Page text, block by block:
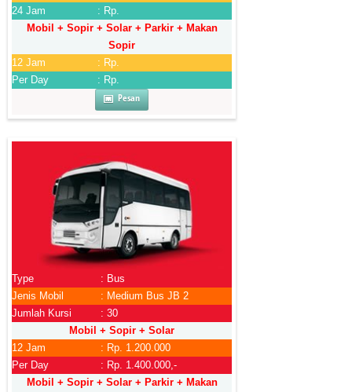
24 Jam
: Rp.
Mobil + Sopir + Solar + Parkir + Makan
Sopir
12 Jam
: Rp.
Per Day
: Rp.
Pesan
Type
: Bus
Jenis Mobil
: Medium Bus JB 2
Jumlah Kursi
: 30
Mobil + Sopir + Solar
12 Jam
: Rp. 1.200.000
Per Day
: Rp. 1.400.000,-
Mobil + Sopir + Solar + Parkir + Makan